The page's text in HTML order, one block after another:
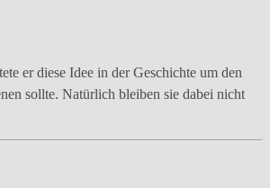
er diese Idee in der Geschichte um den
sollte. Natürlich bleiben sie dabei nicht